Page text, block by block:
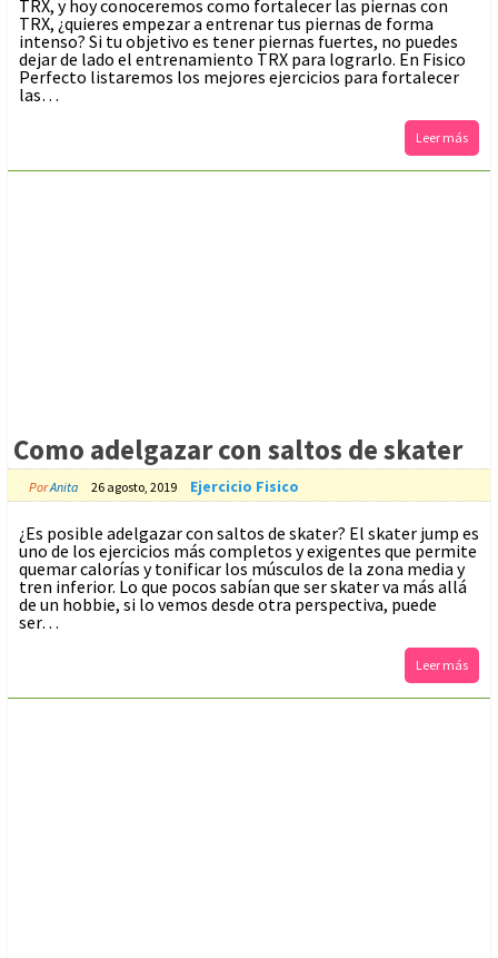
TRX, y hoy conoceremos como fortalecer las piernas con
TRX, ¿quieres empezar a entrenar tus piernas de forma
intenso? Si tu objetivo es tener piernas fuertes, no puedes
dejar de lado el entrenamiento TRX para lograrlo. En Fisico
Perfecto listaremos los mejores ejercicios para fortalecer
las…
Leer más
Como adelgazar con saltos de skater
PorAnita 26 agosto, 2019 Ejercicio Fisico
¿Es posible adelgazar con saltos de skater? El skater jump es
uno de los ejercicios más completos y exigentes que permite
quemar calorías y tonificar los músculos de la zona media y
tren inferior. Lo que pocos sabían que ser skater va más allá
de un hobbie, si lo vemos desde otra perspectiva, puede
ser…
Leer más